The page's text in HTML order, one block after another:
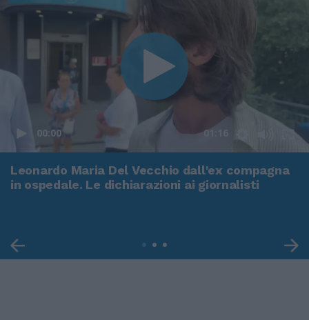
00:00 01:16
Leonardo Maria Del Vecchio dall'ex compagna
in ospedale. Le dichiarazioni ai giornalisti